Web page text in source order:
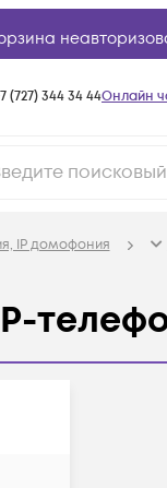
(727) 344 34 44Онлайн
IP домофония